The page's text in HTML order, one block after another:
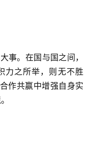
事。在国与国之间，
力之所举，则无不胜
作共赢中增强自身实